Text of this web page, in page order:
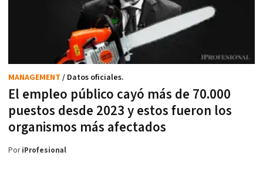
El empleo público cayó más de 70.000
puestos desde 2023 y estos fueron los
organismos más afectados
MANAGEMENT / Datos oficiales.
PoriProfesional